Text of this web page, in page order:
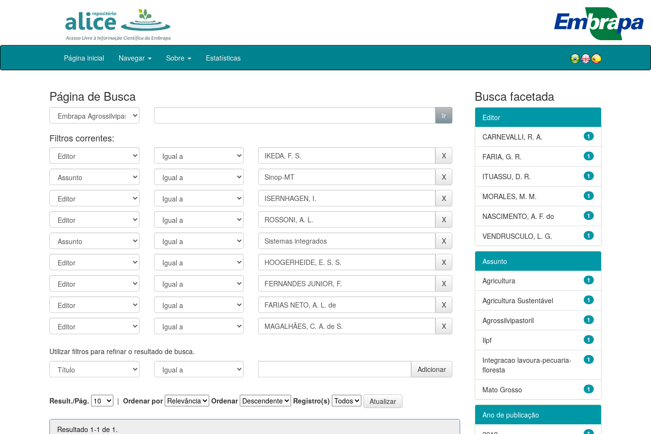
Skip
Página inicial Navegar Sobre Estatísticas
Página de Busca
Filtros correntes:
Utilizar filtros para refinar o resultado de busca.
Result./Pág. | Ordenar por Ordenar Registro(s)
Resultado 1-1 de 1.
Busca facetada
Editor
1
CARNEVALLI, R. A.
1
FARIA, G. R.
1
ITUASSU, D. R.
1
MORALES, M. M.
1
NASCIMENTO, A. F. do
1
VENDRUSCULO, L. G.
Assunto
1
Agricultura
1
Agricultura Sustentável
1
Agrossilvipastoril
1
Ilpf
1
Integracao lavoura-pecuaria-
floresta
1
Mato Grosso
Ano de publicação